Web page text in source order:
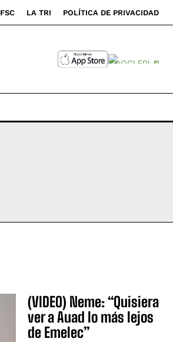
FSC LA TRI POLÍTICA DE PRIVACIDAD
(VIDEO) Neme: “Quisiera
ver a Auad lo más lejos
de Emelec”